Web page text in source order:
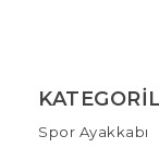
Spor Ayakkabı